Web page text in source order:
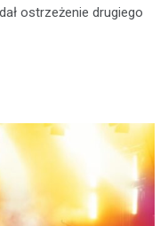
ostrzeżenie drugiego